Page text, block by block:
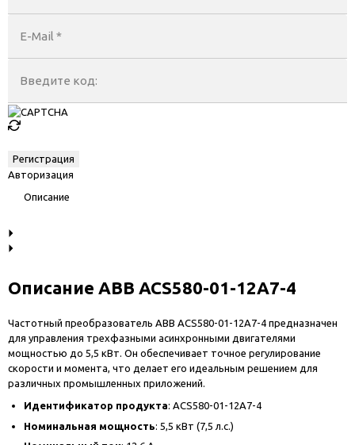
E-Mail *
Введите код:
Авторизация
Описание
Описание ABB ACS580-01-12A7-4
Частотный преобразователь ABB ACS580-01-12A7-4 предназначен
для управления трехфазными асинхронными двигателями
мощностью до 5,5 кВт. Он обеспечивает точное регулирование
скорости и момента, что делает его идеальным решением для
различных промышленных приложений.
Идентификатор продукта: ACS580-01-12A7-4
Номинальная мощность: 5,5 кВт (7,5 л.с.)